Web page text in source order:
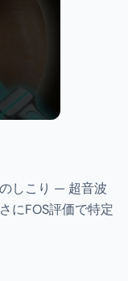
しこり — 超音波
にFOS評価で特定